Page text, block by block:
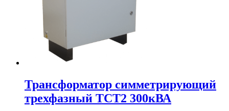
Трансформатор симметрирующий
трехфазный ТСТ2 300кВА